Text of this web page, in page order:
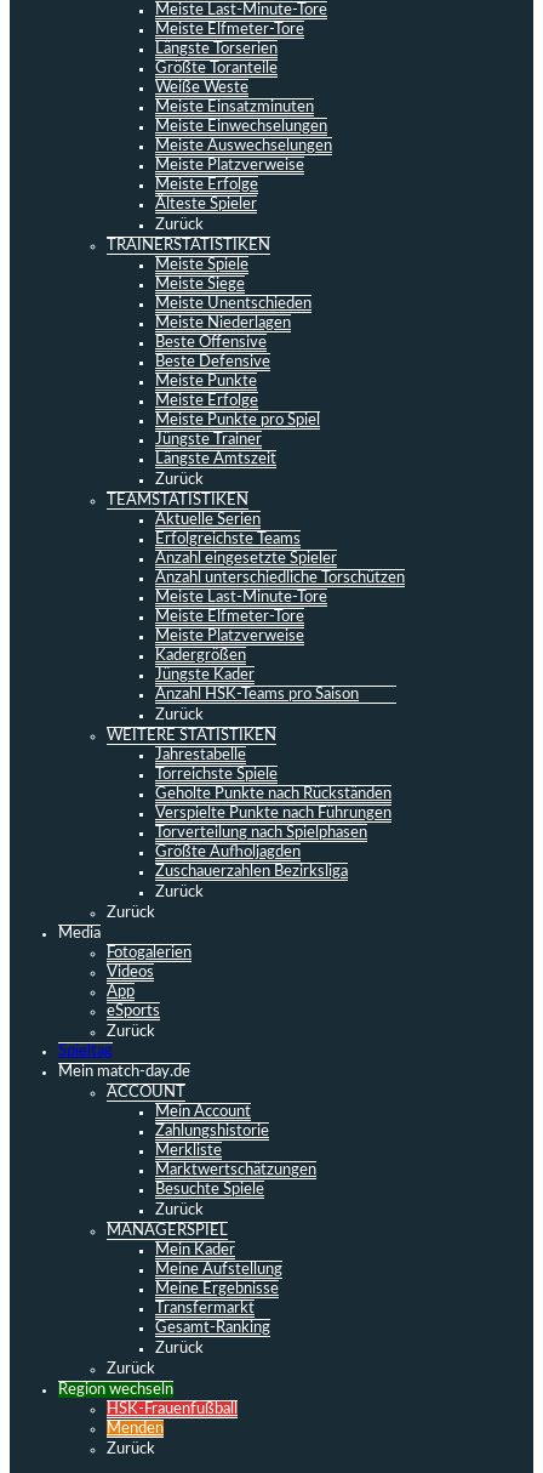
Meiste Last-Minute-Tore
Meiste Elfmeter-Tore
Längste Torserien
Größte Toranteile
Weiße Weste
Meiste Einsatzminuten
Meiste Einwechselungen
Meiste Auswechselungen
Meiste Platzverweise
Meiste Erfolge
Älteste Spieler
Zurück
TRAINERSTATISTIKEN
Meiste Spiele
Meiste Siege
Meiste Unentschieden
Meiste Niederlagen
Beste Offensive
Beste Defensive
Meiste Punkte
Meiste Erfolge
Meiste Punkte pro Spiel
Jüngste Trainer
Längste Amtszeit
Zurück
TEAMSTATISTIKEN
Aktuelle Serien
Erfolgreichste Teams
Anzahl eingesetzte Spieler
Anzahl unterschiedliche Torschützen
Meiste Last-Minute-Tore
Meiste Elfmeter-Tore
Meiste Platzverweise
Kadergrößen
Jüngste Kader
Anzahl HSK-Teams pro Saison
Zurück
WEITERE STATISTIKEN
Jahrestabelle
Torreichste Spiele
Geholte Punkte nach Rückständen
Verspielte Punkte nach Führungen
Torverteilung nach Spielphasen
Größte Aufholjagden
Zuschauerzahlen Bezirksliga
Zurück
Zurück
Media
Fotogalerien
Videos
App
eSports
Zurück
Spieltag
Mein match-day.de
ACCOUNT
Mein Account
Zahlungshistorie
Merkliste
Marktwertschätzungen
Besuchte Spiele
Zurück
MANAGERSPIEL
Mein Kader
Meine Aufstellung
Meine Ergebnisse
Transfermarkt
Gesamt-Ranking
Zurück
Zurück
Region wechseln
HSK-Frauenfußball
Menden
Zurück